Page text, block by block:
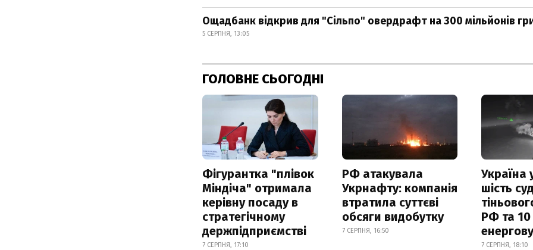
Ощадбанк відкрив для "Сільпо" овердрафт на 300 мільйонів
5 СЕРПНЯ, 13:05
ГОЛОВНЕ СЬОГОДНІ
Фігурантка "плівок
Міндіча" отримала
керівну посаду в
стратегічному
держпідприємстві
7 СЕРПНЯ, 17:10
РФ атакувала
Укрнафту: компанія
втратила суттєві
обсяги видобутку
7 СЕРПНЯ, 16:50
Україна
шість
РФ та 10
7 СЕРПНЯ, 18:10